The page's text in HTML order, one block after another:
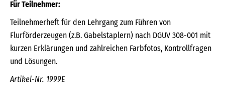
Für Teilnehmer:
Teilnehmerheft für den Lehrgang zum Führen von
Flurförderzeugen (z.B. Gabelstaplern) nach DGUV 308-001 mit
kurzen Erklärungen und zahlreichen Farbfotos, Kontrollfragen
und Lösungen.
Artikel-Nr. 1999E